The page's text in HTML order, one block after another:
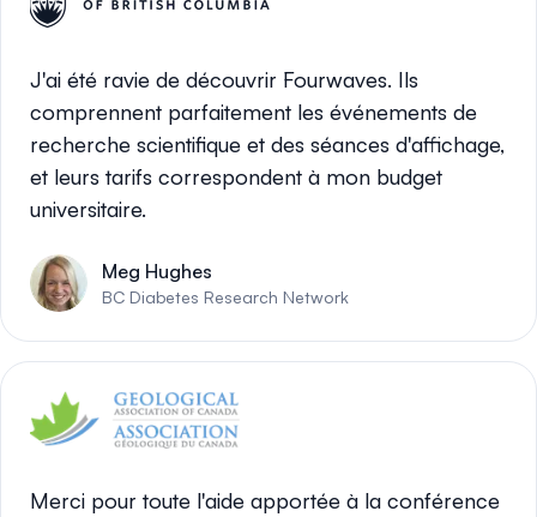
J'ai été ravie de découvrir Fourwaves. Ils
comprennent parfaitement les événements de
recherche scientifique et des séances d'affichage,
et leurs tarifs correspondent à mon budget
universitaire.
Meg Hughes
BC Diabetes Research Network
Merci pour toute l'aide apportée à la conférence